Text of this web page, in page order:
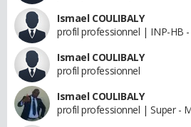
Ismael COULIBALY
profil professionnel | INP-HB -
Ismael COULIBALY
profil professionnel
Ismael COULIBALY
profil professionnel | Super -